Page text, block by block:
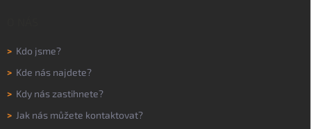
> Kdo jsme?
> Kde nás najdete?
> Kdy nás zastihnete?
> Jak nás můžete kontaktovat?